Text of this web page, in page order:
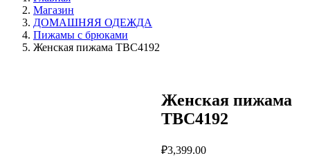
Магазин
ДОМАШНЯЯ ОДЕЖДА
Пижамы с брюками
Женская пижамa TBC4192
Женская пижамa
TBC4192
₽3,399.00